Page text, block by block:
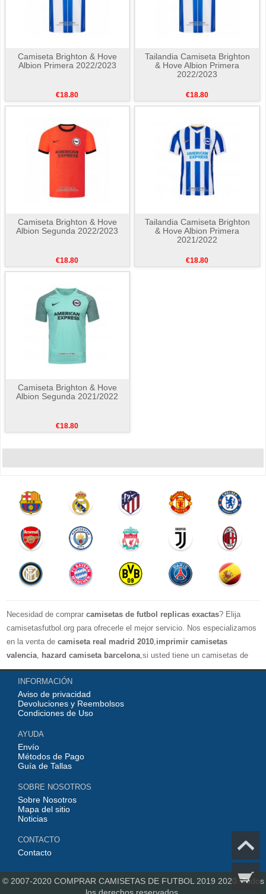
Camiseta Brighton & Hove
Albion Primera 2022/2023
€18.80
Tailandia Camiseta Brighton
& Hove Albion Primera
2022/2023
€18.80
Camiseta Brighton & Hove
Albion Segunda 2022/2023
€18.80
Tailandia Camiseta Brighton
& Hove Albion Primera
2021/2022
€18.80
Camiseta Brighton & Hove
Albion Segunda 2021/2022
€18.80
Necesidad de comprar camisetas de futbol replicas exactas? Elija
camisetasfutbol.org para ofrecerle el mejor servicio. Nos especializamos
en la venta de camiseta real madrid 2010 imprimir camisetas
valencia hazard camiseta barcelona ,si usted tiene un camisetas de
futbol favorito, le damos la bienvenida a nuestra tienda paracomprar, le
damos el mayor descuento, compras por más de 99 € envío gratis.
¡Elíjanos, elija un buen estado de ánimo, gracias por su compra!
INFORMACIÓN
Aviso de privacidad
Devoluciones y Reembolsos
Condiciones de Uso
AYUDA
Envío
Métodos de Pago
Guía de Tallas
SOBRE NOSOTROS
Sobre Nosotros
Mapa del sitio
Noticias
CONTACTO
Contacto
© 2007-2020 COMPRAR CAMISETAS DE FUTBOL 2019 2020.Todos
los derechos reservados.